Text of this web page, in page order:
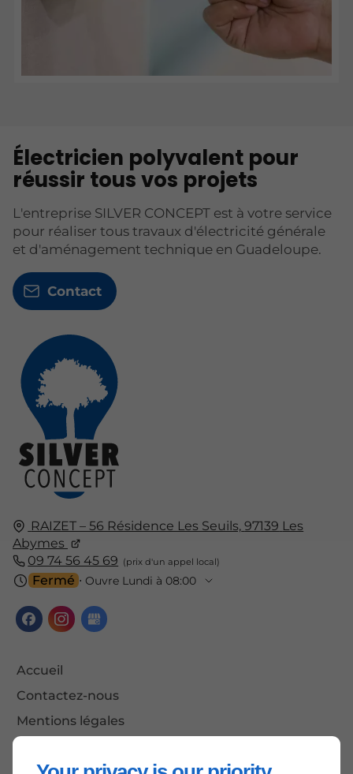
RAIZET – 56 Résidence Les Seuils, 97139 Les
Abymes
09 74 56 45 69
Fermé ⋅ Ouvre Lundi à 08:00
Accueil
Contactez-nous
Mentions légales
Électricien polyvalent pour
réussir tous vos projets
L'entreprise SILVER CONCEPT est à votre service
pour réaliser tous travaux d'électricité générale
et d'aménagement technique en Guadeloupe.
Contact